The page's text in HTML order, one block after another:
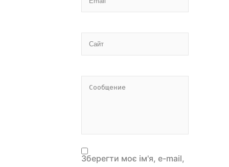
Зберегти моє ім'я, e-mail,